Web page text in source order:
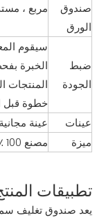
صندوق
الورق
مربع ،
ضبط
الجودة
سيقوم
الخبرة
المنتجات
خطوة قبل
عينات
عينة مجانية
ميزة
مصنع 100 ٪ مع الكثير من المعدات المتقدمة
تطبيقات